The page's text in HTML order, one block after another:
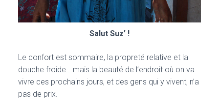
Salut Suz’ !
Le confort est sommaire, la propreté relative et la
douche froide… mais la beauté de l’endroit où on va
vivre ces prochains jours, et des gens qui y vivent, n’a
pas de prix.